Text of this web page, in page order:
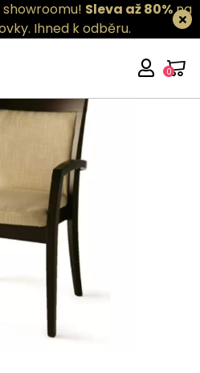
showroomu! Sleva až 80%na
Ihned k odběru.
0